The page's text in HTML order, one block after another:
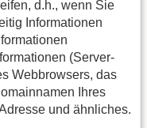
d.h., wenn Sie
Informationen
(Server-
Webbrowsers, das
Ihres
und ähnliches.